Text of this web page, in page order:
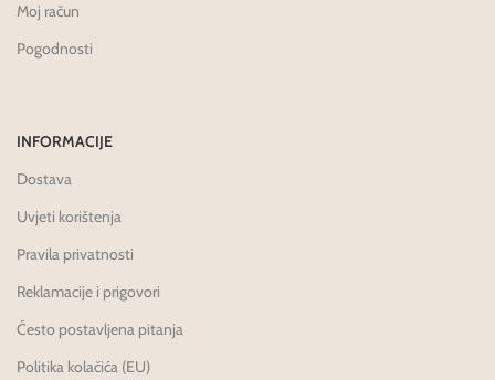
Moj račun
Pogodnosti
INFORMACIJE
Dostava
Uvjeti korištenja
Pravila privatnosti
Reklamacije i prigovori
Često postavljena pitanja
Politika kolačića (EU)